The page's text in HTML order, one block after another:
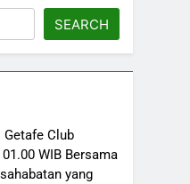
SEARCH
Club
WIB Bersama
yang